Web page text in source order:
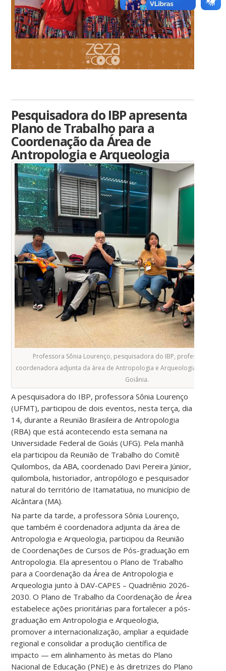
Pesquisadora do IBP apresenta
Plano de Trabalho para a
Coordenação da Área de
Antropologia e Arqueologia
Professora Sônia Lourenço, pesquisadora do IBP, professora da
coordenadora adjunta da área de Antropologia e Arqueologia durante
Goiânia.
A pesquisadora do IBP, professora Sônia Lourenço
(UFMT), participou de dois eventos, nesta terça, dia
14, durante a Reunião Brasileira de Antropologia
(RBA) que está acontecendo esta semana na
Universidade Federal de Goiás (UFG). Pela manhã
ela participou da Reunião de Trabalho do Comitê
Quilombos, da ABA, coordenado Davi Pereira Júnior,
quilombola, historiador, antropólogo e pesquisador
natural do território de Itamatatiua, no município de
Alcântara (MA).
Na parte da tarde, a professora Sônia Lourenço,
que também é coordenadora adjunta da área de
Antropologia e Arqueologia, participou da Reunião
de Coordenações de Cursos de Pós-graduação em
Antropologia. Ela apresentou o Plano de Trabalho
para a Coordenação da Área de Antropologia e
Arqueologia junto à DAV-CAPES – Quadriênio 2026-
2030. O Plano de Trabalho da Coordenação de Área
estabelece ações prioritárias para fortalecer a pós-
graduação em Antropologia e Arqueologia,
promover a internacionalização, ampliar a equidade
regional e consolidar a produção científica de
impacto — em alinhamento às metas do Plano
Nacional de Educação (PNE) e às diretrizes do Plano